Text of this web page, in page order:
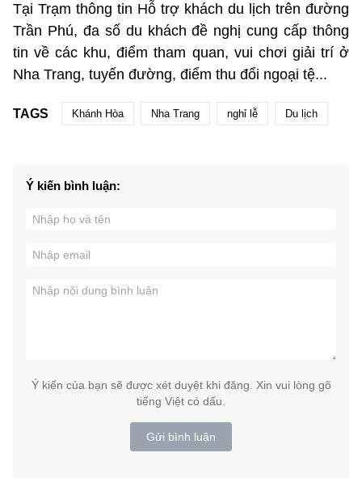
Tại Trạm thông tin Hỗ trợ khách du lịch trên đường
Trần Phú, đa số du khách đề nghị cung cấp thông
tin về các khu, điểm tham quan, vui chơi giải trí ở
Nha Trang, tuyến đường, điểm thu đổi ngoại tệ...
TAGS Khánh Hòa Nha Trang nghỉ lễ Du lịch
Ý kiến bình luận:
Ý kiến của bạn sẽ được xét duyệt khi đăng. Xin vui lòng gõ
tiếng Việt có dấu.
Gửi bình luận